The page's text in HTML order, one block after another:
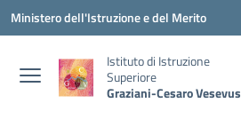
Vai ai contenuti
Vai al menu di navigazione
Vai al footer
Ministero dell'Istruzione e del Merito
Istituto di Istruzione
Superiore
Graziani-Cesaro Vesevus